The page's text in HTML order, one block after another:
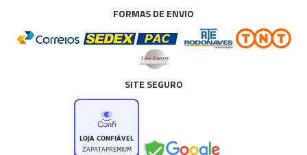
FORMAS DE ENVIO
SITE SEGURO